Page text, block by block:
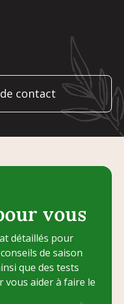
contact
vous
détaillés pour
de saison
que des tests
vous aider à faire le